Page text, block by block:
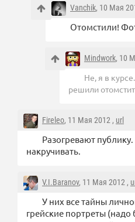
Vanchik, 10 Мая
Отомстили!
Mindwork, 10
Не, я в
решили
Fireleo, 11 Мая 2012 , url
Разогревают
накручивать.
V.I.Baranov, 11 Мая 2012 ,
У них все тайны
грейские портреты (надо